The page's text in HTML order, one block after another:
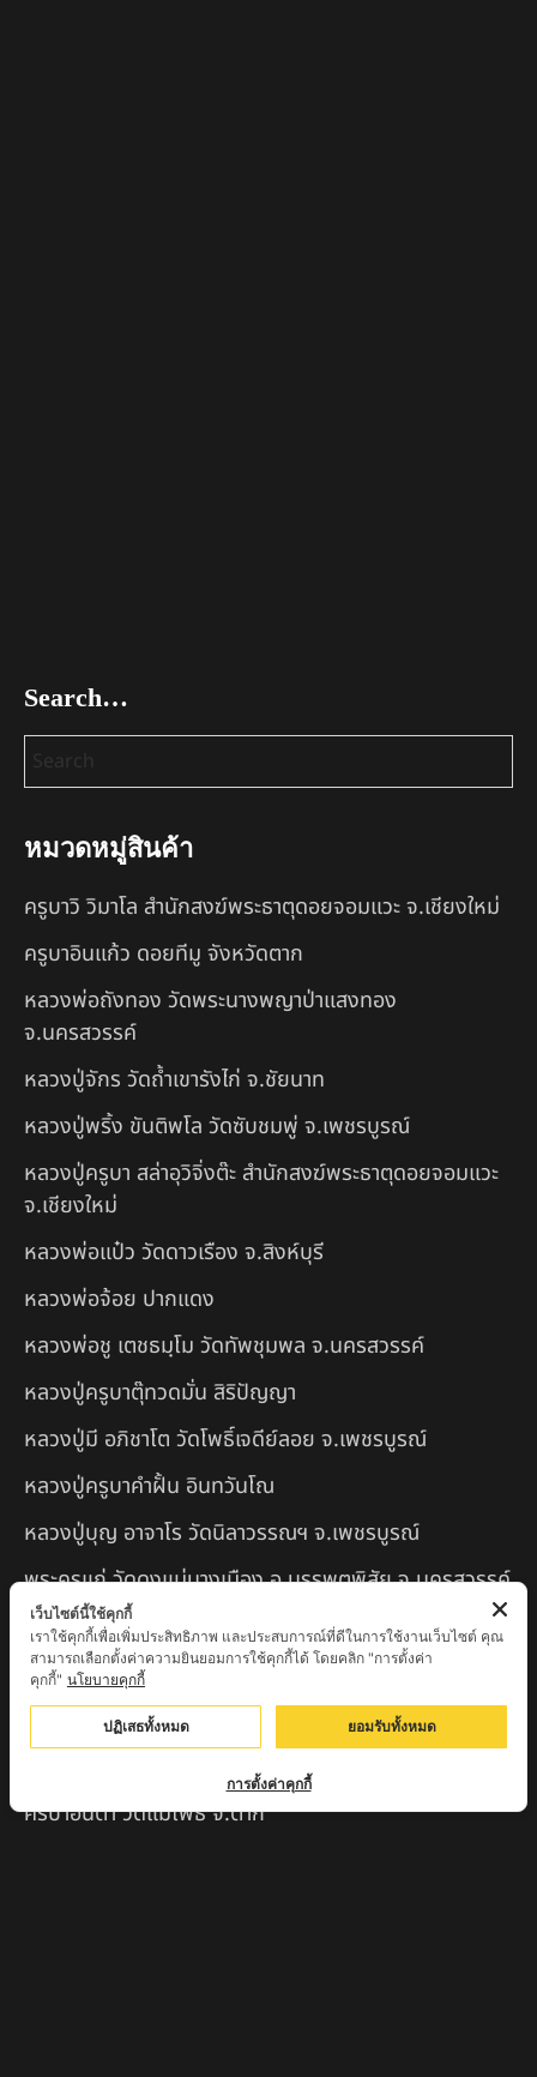
Search…
หมวดหมู่สินค้า
ครูบาวิ วิมาโล สำนักสงฆ์พระธาตุดอยจอมแวะ จ.เชียงใหม่
ครูบาอินแก้ว ดอยทีมู จังหวัดตาก
หลวงพ่อถังทอง วัดพระนางพญาป่าแสงทอง
จ.นครสวรรค์
หลวงปู่จักร วัดถ้ำเขารังไก่ จ.ชัยนาท
หลวงปู่พริ้ง ขันติพโล วัดซับชมพู่ จ.เพชรบูรณ์
หลวงปู่ครูบา สล่าอุวิจิ่งต๊ะ สำนักสงฆ์พระธาตุดอยจอมแวะ
จ.เชียงใหม่
หลวงพ่อแป๋ว วัดดาวเรือง จ.สิงห์บุรี
หลวงพ่อจ้อย ปากแดง
หลวงพ่อชู เตชธมฺโม วัดทัพชุมพล จ.นครสวรรค์
หลวงปู่ครูบาตุ๊ทวดมั่น สิริปัญญา
หลวงปู่มี อภิชาโต วัดโพธิ์เจดีย์ลอย จ.เพชรบูรณ์
หลวงปู่ครูบาคำฝั้น อินทวันโณ
หลวงปู่บุญ อาจาโร วัดนิลาวรรณฯ จ.เพชรบูรณ์
พระครูแก่ วัดดงแม่นางเมือง อ.บรรพตพิสัย จ.นครสวรรค์
ครูบาเมือง ฐิตสทฺโธ วัดปางมะกง จ.เชียงใหม่
ครูบาหลวงตาปราบป่า วัดนาหวาย จ.เชียงใหม่
หลวงพ่อสุพจน์ จันทูปโม วัดศรีทรงธรรม จ.นครสวรรค์
หลวงปู่เหิน วัดร่องหอย อ.ศรีเทพ จ.เพชรบูรณ์
ครูบาอินตา วัดแม่โพธิ์ จ.ตาก
เว็บไซต์นี้ใช้คุกกี้
เราใช้คุกกี้เพื่อเพิ่มประสิทธิภาพ และประสบการณ์ที่ดีในการใช้งานเว็บไซต์ คุณ
สามารถเลือกตั้งค่าความยินยอมการใช้คุกกี้ได้ โดยคลิก "การตั้งค่า
คุกกี้" นโยบายคุกกี้
ปฏิเสธทั้งหมด ยอมรับทั้งหมด
การตั้งค่าคุกกี้